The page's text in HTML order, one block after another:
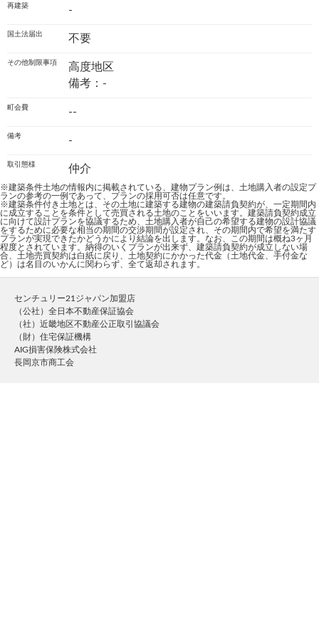
再建築 -
国土法届出 不要
その他制限事項
高度地区
備考：-
町会費 --
備考 -
取引態様 仲介
※建築条件土地の情報内に掲載されている、建物プラン例は、土地購入者の設定プ
ランの参考の一例であって、プランの採用可否は任意です。
※建築条件付き土地とは、その土地に建築する建物の建築請負契約が、一定期間内
に成立することを条件として売買される土地のことをいいます。建築請負契約成立
に向けて設計プランを協議するため、土地購入者が自己の希望する建物の設計協議
をするために必要な相当の期間の交渉期間が設定され、その期間内で希望を満たす
プランが実現できたかどうかにより結論を出します。なお、この期間は概ね3ヶ月
程度とされています。納得のいくプランが出来ず、建築請負契約が成立しない場
合、土地売買契約は白紙に戻り、土地契約にかかった代金（土地代金、手付金な
ど）は名目のいかんに関わらず、全て返却されます。
センチュリー21ジャパン加盟店
（公社）全日本不動産保証協会
（社）近畿地区不動産公正取引協議会
（財）住宅保証機構
AIG損害保険株式会社
長岡京市商工会